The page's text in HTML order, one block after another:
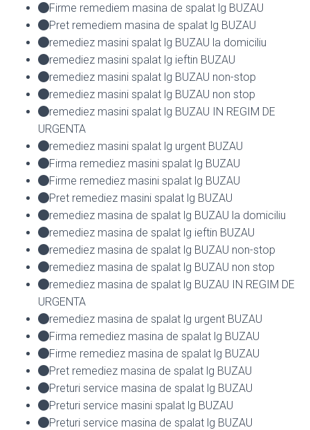
Firme remediem masina de spalat lg BUZAU
Pret remediem masina de spalat lg BUZAU
remediez masini spalat lg BUZAU la domiciliu
remediez masini spalat lg ieftin BUZAU
remediez masini spalat lg BUZAU non-stop
remediez masini spalat lg BUZAU non stop
remediez masini spalat lg BUZAU IN REGIM DE
URGENTA
remediez masini spalat lg urgent BUZAU
Firma remediez masini spalat lg BUZAU
Firme remediez masini spalat lg BUZAU
Pret remediez masini spalat lg BUZAU
remediez masina de spalat lg BUZAU la domiciliu
remediez masina de spalat lg ieftin BUZAU
remediez masina de spalat lg BUZAU non-stop
remediez masina de spalat lg BUZAU non stop
remediez masina de spalat lg BUZAU IN REGIM DE
URGENTA
remediez masina de spalat lg urgent BUZAU
Firma remediez masina de spalat lg BUZAU
Firme remediez masina de spalat lg BUZAU
Pret remediez masina de spalat lg BUZAU
Preturi service masina de spalat lg BUZAU
Preturi service masini spalat lg BUZAU
Preturi service masina de spalat lg BUZAU